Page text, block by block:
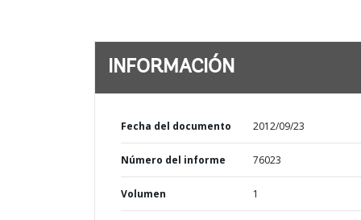
INFORMACIÓN
Fecha del documento 2012/09/23
Número del informe 76023
Volumen 1